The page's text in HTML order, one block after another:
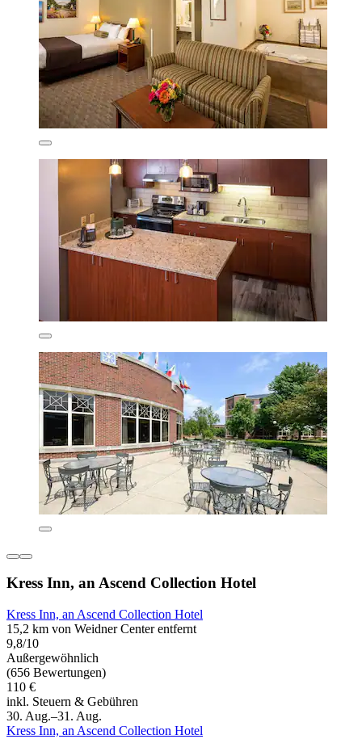
Kress Inn, an Ascend Collection Hotel
Kress Inn, an Ascend Collection Hotel
15,2 km von Weidner Center entfernt
9,8/10
Außergewöhnlich
(656 Bewertungen)
110 €
inkl. Steuern & Gebühren
30. Aug.–31. Aug.
Kress Inn, an Ascend Collection Hotel